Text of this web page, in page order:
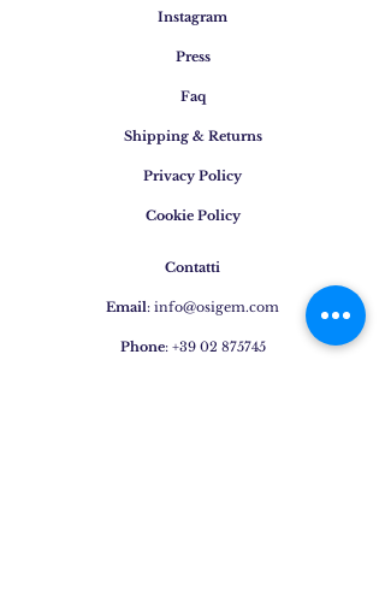
Instagram
Press
Faq
Shipping & Returns
Privacy Policy
Cookie Policy
Contatti
Email: info@osigem.com
Phone: +39 02 875745